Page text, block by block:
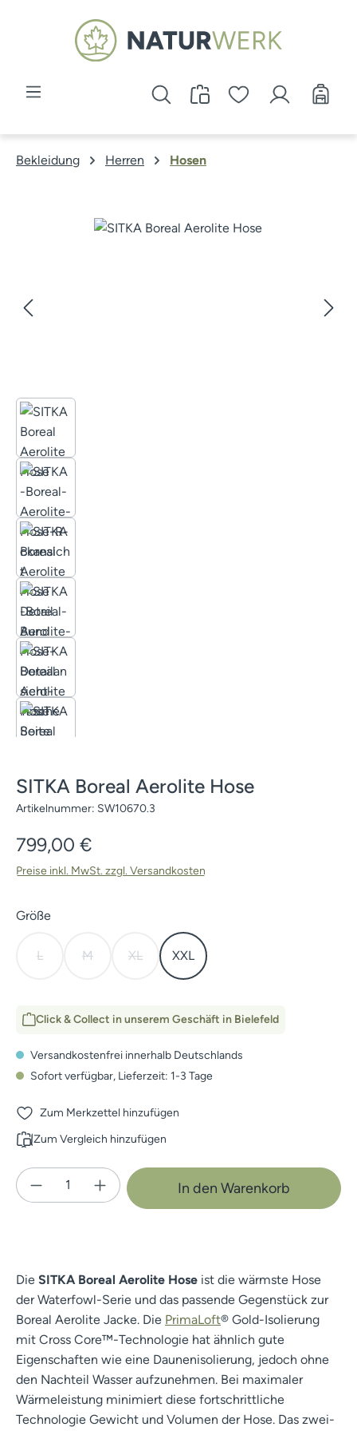
Zum Hauptinhalt springen
Bekleidung Herren Hosen
Bildergalerie überspringen
SITKA Boreal Aerolite Hose
Artikelnummer: SW10670.3
Regulärer Preis:
799,00 €
Preise inkl. MwSt. zzgl. Versandkosten
Größeauswählen
L
(Diese Option ist zurzeit nicht verfügbar.)
M
(Diese Option ist zurzeit nicht verfügbar.)
XL
(Diese Option ist zurzeit nicht verfügbar.)
XXL
Click & Collect in unserem Geschäft in Bielefeld
Versandkostenfrei innerhalb Deutschlands
Sofort verfügbar, Lieferzeit: 1-3 Tage
Zum Merkzettel hinzufügen
Zum Vergleich hinzufügen
Produkt Anzahl: Gib den gewünschten
In den Warenkorb
Die SITKA Boreal Aerolite Hose ist die wärmste Hose
der Waterfowl-Serie und das passende Gegenstück zur
Boreal Aerolite Jacke. Die PrimaLoft® Gold-Isolierung
mit Cross Core™-Technologie hat ähnlich gute
Eigenschaften wie eine Daunenisolierung, jedoch ohne
den Nachteil Wasser aufzunehmen. Bei maximaler
Wärmeleistung minimiert diese fortschrittliche
Technologie Gewicht und Volumen der Hose. Das zwei-